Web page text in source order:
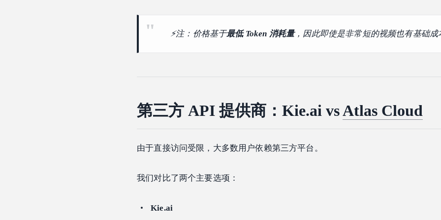
⚡注：价格基于最低 Token 消耗量，因此即使是非常短的视频也有基础成
第三方 API 提供商：Kie.ai vsAtlas Cloud
由于直接访问受限，大多数用户依赖第三方平台。
我们对比了两个主要选项：
Kie.ai